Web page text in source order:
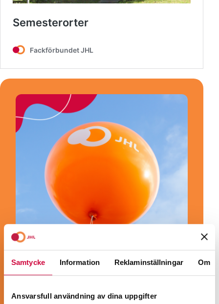
Samtycke Information Reklaminställningar Om
Ansvarsfull användning av dina uppgifter